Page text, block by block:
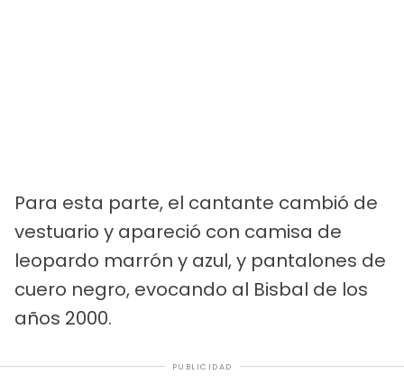
Para esta parte, el cantante cambió de
vestuario y apareció con camisa de
leopardo marrón y azul, y pantalones de
cuero negro, evocando al Bisbal de los
años 2000.
PUBLICIDAD